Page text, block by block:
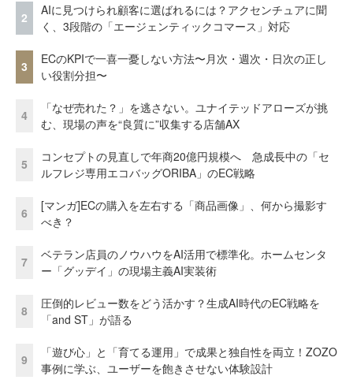
2
AIに見つけられ顧客に選ばれるには？アクセンチュアに聞
く、3段階の「エージェンティックコマース」対応
3
ECのKPIで一喜一憂しない方法〜月次・週次・日次の正し
い役割分担〜
4
「なぜ売れた？」を逃さない。ユナイテッドアローズが挑
む、現場の声を“良質に”収集する店舗AX
5
コンセプトの見直しで年商20億円規模へ 急成長中の「セ
ルフレジ専用エコバッグORIBA」のEC戦略
6
[マンガ]ECの購入を左右する「商品画像」、何から撮影す
べき？
7
ベテラン店員のノウハウをAI活用で標準化。ホームセンタ
ー「グッデイ」の現場主義AI実装術
8
圧倒的レビュー数をどう活かす？生成AI時代のEC戦略を
「and ST」が語る
9
「遊び心」と「育てる運用」で成果と独自性を両立！ZOZO
事例に学ぶ、ユーザーを飽きさせない体験設計